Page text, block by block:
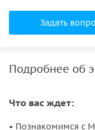
Задать
Подробнее об
Что вас ждет:
• Познакомимся с